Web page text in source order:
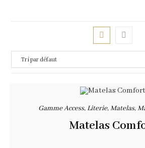
Gamme Access,Literie,Matelas,
Matelas